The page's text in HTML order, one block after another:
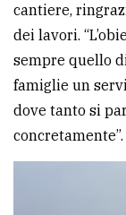
cantiere,
dei lavori.
sempre quello
famiglie un
dove tanto si
concretamente”.